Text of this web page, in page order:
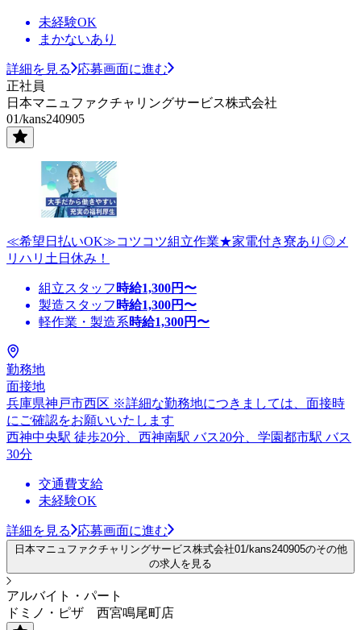
未経験OK
まかないあり
詳細を見る
応募画面に進む
正社員
日本マニュファクチャリングサービス株式会社
01/kans240905
≪希望日払いOK≫コツコツ組立作業★家電付き寮あり◎メ
リハリ土日休み！
組立スタッフ 時給1,300円〜
製造スタッフ 時給1,300円〜
軽作業・製造系時給1,300円〜
勤務地
面接地
兵庫県神戸市西区 ※詳細な勤務地につきましては、面接時
にご確認をお願いいたします
西神中央駅 徒歩20分、西神南駅 バス20分、学園都市駅 バス
30分
交通費支給
未経験OK
詳細を見る 応募画面に進む
日本マニュファクチャリングサービス株式会社01/kans240905のその他
の求人を見る
アルバイト・パート
ドミノ・ピザ 西宮鳴尾町店